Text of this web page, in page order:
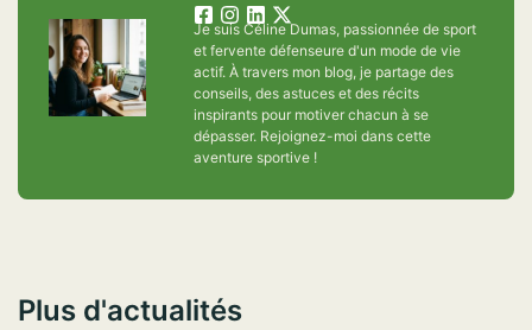
Je suis Céline Dumas, passionnée de sport
et fervente défenseure d'un mode de vie
actif. À travers mon blog, je partage des
conseils, des astuces et des récits
inspirants pour motiver chacun à se
dépasser. Rejoignez-moi dans cette
aventure sportive !
Plus d'actualités